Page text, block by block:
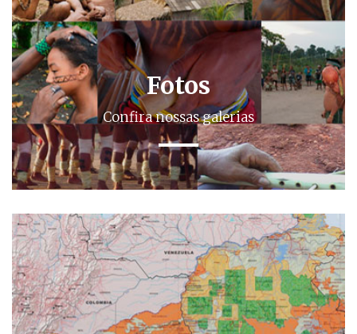
Fotos
Confira nossas galerias